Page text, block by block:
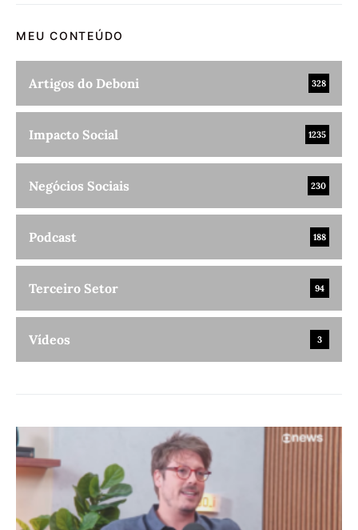
MEU CONTEÚDO
Artigos do Deboni 328
Impacto Social 1235
Negócios Sociais 230
Podcast 188
Terceiro Setor 94
Vídeos 3